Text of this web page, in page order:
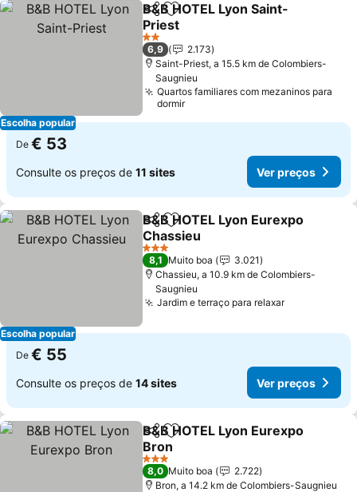
Escolha popular
PartilharAdicionar aos favoritos
B&B HOTEL Lyon Saint-
Priest
2 Estrelas
6,9
2.173
Saint-Priest, a 15.5 km de Colombiers-
Saugnieu
Quartos familiares com mezaninos para
dormir
De € 53
Consulte os preços de 11 sites Ver preços
Escolha popular
PartilharAdicionar aos favoritos
B&B HOTEL Lyon Eurexpo
Chassieu
3 Estrelas
8,1 Muito boa
3.021
Chassieu, a 10.9 km de Colombiers-
Saugnieu
Jardim e terraço para relaxar
De € 55
Consulte os preços de 14 sites Ver preços
PartilharAdicionar aos favoritos
B&B HOTEL Lyon Eurexpo
Bron
3 Estrelas
8,0 Muito boa
2.722
Bron, a 14.2 km de Colombiers-Saugnieu